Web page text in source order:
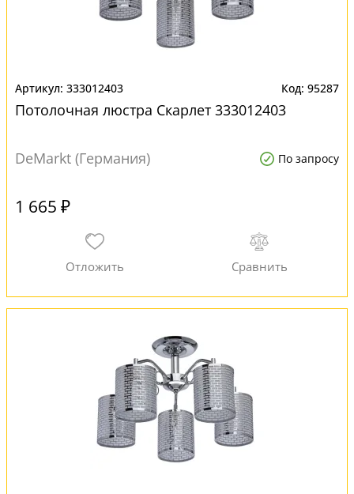
333012403 95287
Потолочная люстра Скарлет 333012403
DeMarkt (Германия) По запросу
1 665 ₽